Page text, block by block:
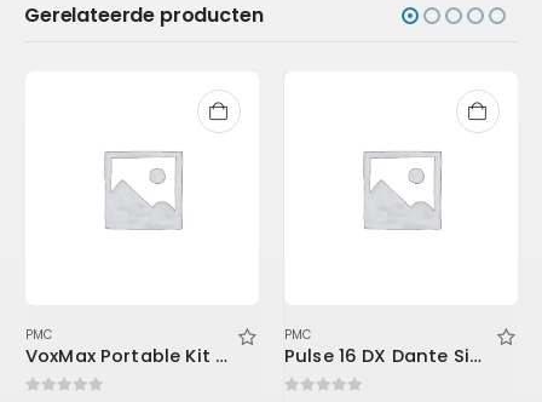
Gerelateerde producten
PMC
VoxMax Portable Kit 2-ProMax V2, 1-Mudguard V2, 2-Stand Mount LENRD
PMC
Pulse 16 DX Dante Singlemode